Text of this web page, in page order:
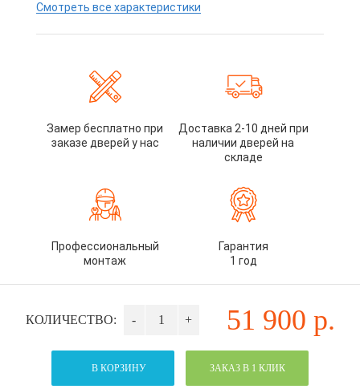
Смотреть все характеристики
Замер бесплатно при
заказе дверей у нас
Доставка 2-10 дней при
наличии дверей на
складе
Профессиональный
монтаж
Гарантия
1 год
КОЛИЧЕСТВО: - + 51 900 р.
В КОРЗИНУ ЗАКАЗ В 1 КЛИК